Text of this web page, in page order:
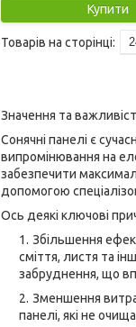
Купити
Значення та
Сонячні панелі є
випромінювання на
забезпечити
допомогою
Ось деякі ключові
Збільшення
сміття, листя та
забруднення, що
Зменшення
панелі, які не